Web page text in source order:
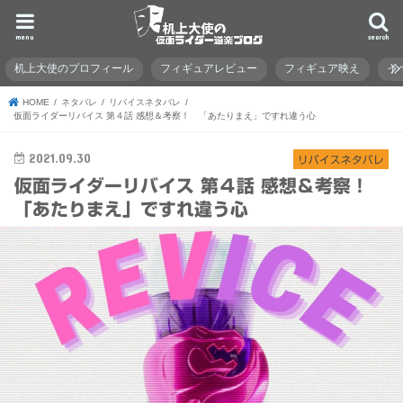
search
menu
机上大使のプロフィール フィギュアレビュー フィギュア映え イ
HOME ネタバレ
リバイスネタバレ
仮面ライダーリバイス 第４話 感想＆考察！ 「あたりまえ」ですれ違う心
リバイスネタバレ
2021.09.30
仮面ライダーリバイス 第４話 感想＆考察！
「あたりまえ」ですれ違う心